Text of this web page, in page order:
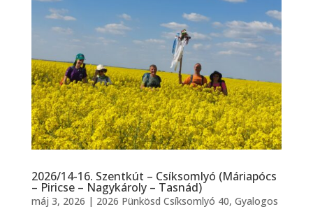
2026/14-16. Szentkút – Csíksomlyó (Máriapócs
– Piricse – Nagykároly – Tasnád)
máj 3, 2026 | 2026 Pünkösd Csíksomlyó 40, Gyalogos